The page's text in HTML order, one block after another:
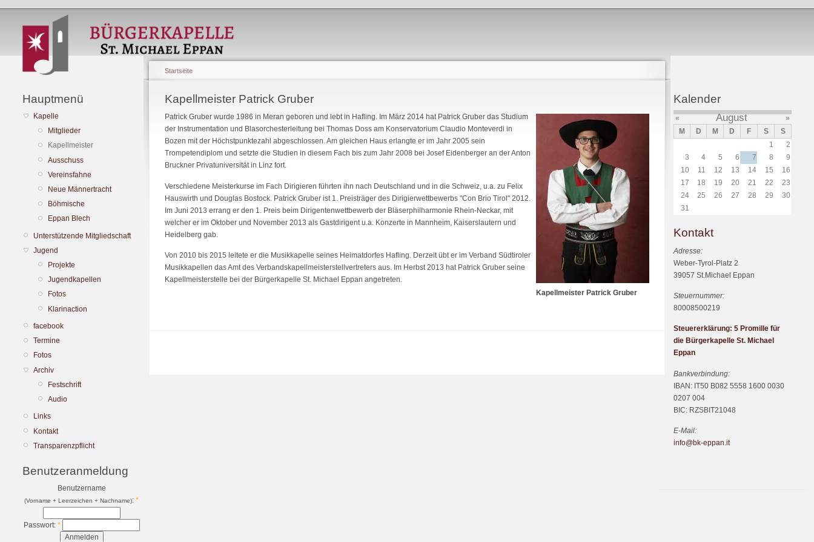
Hauptmenü
Kapelle
Mitglieder
Kapellmeister
Ausschuss
Vereinsfahne
Neue Männertracht
Böhmische
Eppan Blech
Unterstützende Mitgliedschaft
Jugend
Projekte
Jugendkapellen
Fotos
Klarinaction
facebook
Termine
Fotos
Archiv
Festschrift
Audio
Links
Kontakt
Transparenzpflicht
Benutzeranmeldung
Benutzername
(Vorname + Leerzeichen + Nachname): *
Passwort: *
Startseite
Kapellmeister Patrick Gruber
Kapellmeister Patrick Gruber
Patrick Gruber wurde 1986 in Meran geboren und lebt in Hafling. Im März 2014 hat Patrick Gruber das Studium
der Instrumentation und Blasorchesterleitung bei Thomas Doss am Konservatorium Claudio Monteverdi in
Bozen mit der Höchstpunktezahl abgeschlossen. Am gleichen Haus erlangte er im Jahr 2005 sein
Trompetendiplom und setzte die Studien in diesem Fach bis zum Jahr 2008 bei Josef Eidenberger an der Anton
Bruckner Privatuniversität in Linz fort.
Verschiedene Meisterkurse im Fach Dirigieren führten ihn nach Deutschland und in die Schweiz, u.a. zu Felix
Hauswirth und Douglas Bostock. Patrick Gruber ist 1. Preisträger des Dirigierwettbewerbs "Con Brio Tirol" 2012.
Im Juni 2013 errang er den 1. Preis beim Dirigentenwettbewerb der Bläserphilharmonie Rhein-Neckar, mit
welcher er im Oktober und November 2013 als Gastdirigent u.a. Konzerte in Mannheim, Kaiserslautern und
Heidelberg gab.
Von 2010 bis 2015 leitete er die Musikkapelle seines Heimatdorfes Hafling. Derzeit übt er im Verband Südtiroler
Musikkapellen das Amt des Verbandskapellmeisterstellvertreters aus. Im Herbst 2013 hat Patrick Gruber seine
Kapellmeisterstelle bei der Bürgerkapelle St. Michael Eppan angetreten.
Kalender
« August
»
M
D M D F S
S
1
2
3
4 5 6 7 8
9
10
11 12 13 14 15
16
17
18 19 20 21 22
23
24
25 26 27 28 29
30
31
Kontakt
Adresse:
Weber-Tyrol-Platz 2
39057 St.Michael Eppan
Steuernummer:
80008500219
Steuererklärung: 5 Promille für
die Bürgerkapelle St. Michael
Eppan
Bankverbindung:
IBAN: IT50 B082 5558 1600 0030
0207 004
BIC: RZSBIT21048
E-Mail:
info@bk-eppan.it